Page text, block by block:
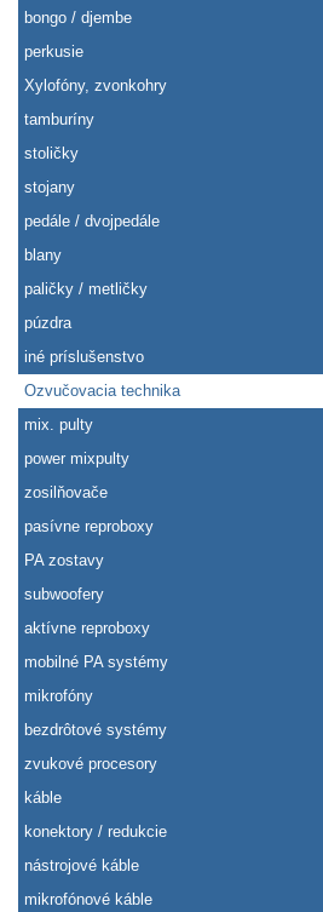
bongo / djembe
perkusie
Xylofóny, zvonkohry
tamburíny
stoličky
stojany
pedále / dvojpedále
blany
paličky / metličky
púzdra
iné príslušenstvo
Ozvučovacia technika
mix. pulty
power mixpulty
zosilňovače
pasívne reproboxy
PA zostavy
subwoofery
aktívne reproboxy
mobilné PA systémy
mikrofóny
bezdrôtové systémy
zvukové procesory
káble
konektory / redukcie
nástrojové káble
mikrofónové káble